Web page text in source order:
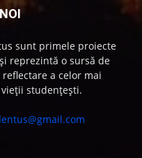
sunt primele proiecte
reprezintă o sursă de
a celor mai
studențești.